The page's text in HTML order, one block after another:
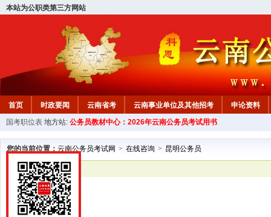
本站为公职类第三方网站
首页 时政要闻 云南省考 云南事业单位及其他招考
申论资料
国考职位表 地方站: 公务员教材中心：2026年云南公务员考试用书
您的当前位置： 云南公务员考试网 > 在线咨询 > 昆明公务员
已解决
昆明公务员
专业划分